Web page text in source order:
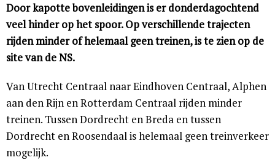
Door kapotte bovenleidingen is er donderdagochtend
veel hinder op het spoor. Op verschillende trajecten
rijden minder of helemaal geen treinen, is te zien op de
site van de NS.
Van Utrecht Centraal naar Eindhoven Centraal, Alphen
aan den Rijn en Rotterdam Centraal rijden minder
treinen. Tussen Dordrecht en Breda en tussen
Dordrecht en Roosendaal is helemaal geen treinverkeer
mogelijk.